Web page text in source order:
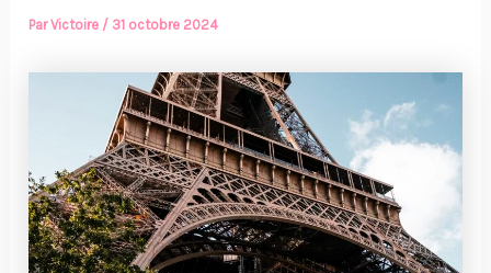
ParVictoire / 31 octobre 2024